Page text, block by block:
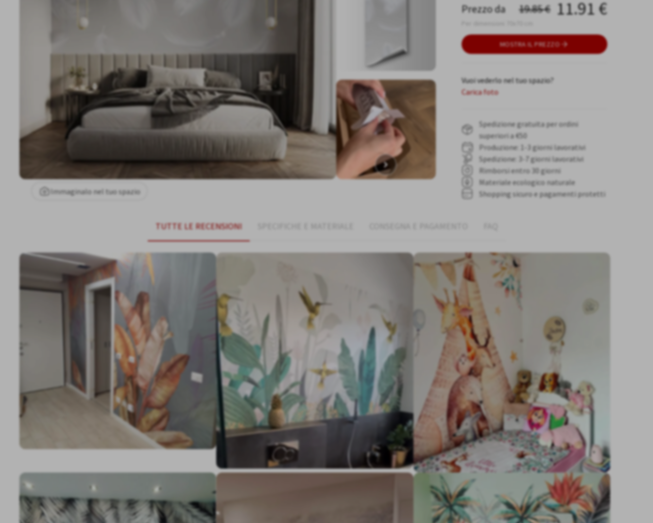
Immaginalo nel tuo spazio
Prezzo da 19.85€ 11.91€
MOSTRA IL PREZZO
Vuoi vederlo nel tuo spazio?
Carica foto
Spedizione gratuita per ordini
superiori a €50
Produzione: 1-3 giorni lavorativi
Spedizione: 3-7 giorni lavorativi
Rimborsi entro 30 giorni
Materiale ecologico naturale
Shopping sicuro e pagamenti protetti
TUTTE LE RECENSIONI